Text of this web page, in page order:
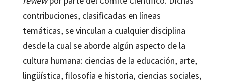
contribuciones, clasificadas en líneas
temáticas, se vinculan a cualquier disciplina
desde la cual se aborde algún aspecto de la
cultura humana: ciencias de la educación, arte,
lingüística, filosofía e historia, ciencias sociales,